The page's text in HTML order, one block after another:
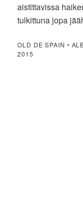
aistittavissa
tulkittuna jopa
OLD DE SPAIN •
2015